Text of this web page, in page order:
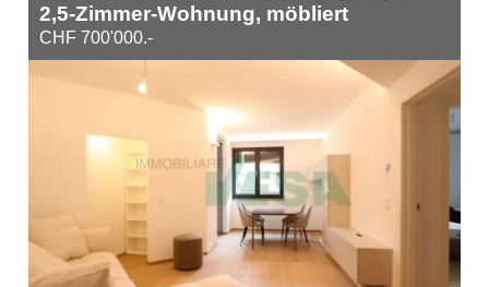
2,5-Zimmer-Wohnung, möbliert
CHF 700'000.-